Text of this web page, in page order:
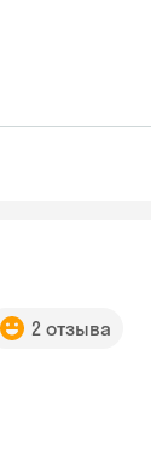
2 отзыва